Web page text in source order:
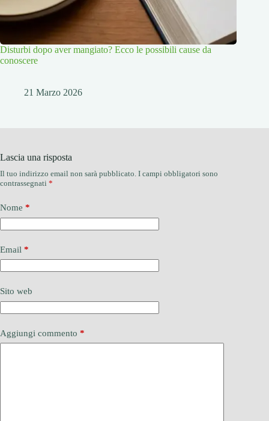
Disturbi dopo aver mangiato? Ecco le possibili cause da
conoscere
21 Marzo 2026
Lascia una risposta
Il tuo indirizzo email non sarà pubblicato. I campi obbligatori sono
contrassegnati *
Nome *
Email *
Sito web
Aggiungi commento *